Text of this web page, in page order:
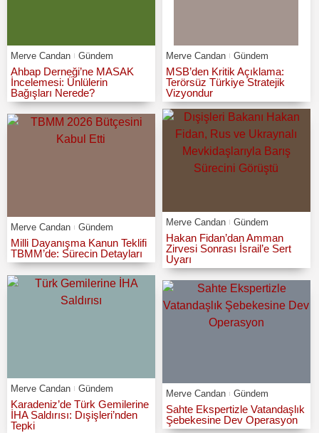
Merve Candan Gündem
Ahbap Derneği’ne MASAK
İncelemesi: Ünlülerin
Bağışları Nerede?
Merve Candan Gündem
MSB’den Kritik Açıklama:
Terörsüz Türkiye Stratejik
Vizyondur
Merve Candan Gündem
Milli Dayanışma Kanun Teklifi
TBMM’de: Sürecin Detayları
Merve Candan Gündem
Hakan Fidan’dan Amman
Zirvesi Sonrası İsrail’e Sert
Uyarı
Merve Candan Gündem
Karadeniz’de Türk Gemilerine
İHA Saldırısı: Dışişleri’nden
Tepki
Merve Candan Gündem
Sahte Ekspertizle Vatandaşlık
Şebekesine Dev Operasyon